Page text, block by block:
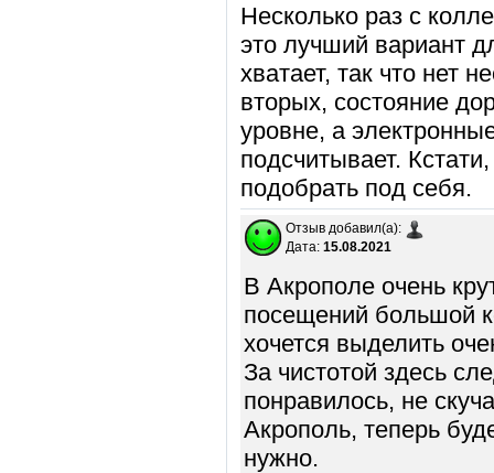
Несколько раз с
это лучший вариант
хватает, так что нет
вторых, состояние
уровне, а
подсчитывает.
подобрать под себя.
Отзыв добавил(а):
Дата: 15.08.2021
В Акрополе очень
посещений большой
хочется выделить
За чистотой здесь
понравилось, не
Акрополь, теперь
нужно.